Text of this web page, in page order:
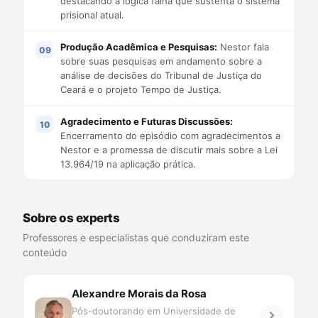
prisional atual.
Produção Acadêmica e Pesquisas: Nestor fala
sobre suas pesquisas em andamento sobre a
análise de decisões do Tribunal de Justiça do
Ceará e o projeto Tempo de Justiça.
Agradecimento e Futuras Discussões:
Encerramento do episódio com agradecimentos a
Nestor e a promessa de discutir mais sobre a Lei
13.964/19 na aplicação prática.
Sobre os experts
Professores e especialistas que conduziram este
conteúdo
Alexandre Morais da Rosa
Pós-doutorando em Universidade de